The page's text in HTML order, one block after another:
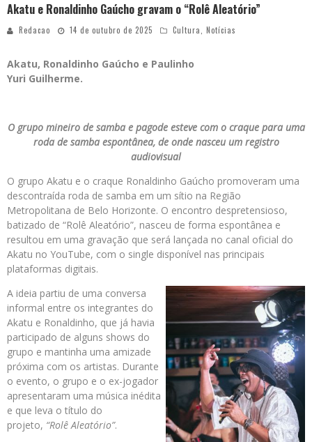
Akatu e Ronaldinho Gaúcho gravam o “Rolê Aleatório”
Redacao 14 de outubro de 2025 Cultura, Notícias
Akatu, Ronaldinho Gaúcho e Paulinho
Yuri Guilherme.
O grupo mineiro de samba e pagode esteve com o craque para uma
roda de samba espontânea, de onde nasceu um registro
audiovisual
O grupo Akatu e o craque Ronaldinho Gaúcho promoveram uma
descontraída roda de samba em um sítio na Região
Metropolitana de Belo Horizonte. O encontro despretensioso,
batizado de “Rolê Aleatório”, nasceu de forma espontânea e
resultou em uma gravação que será lançada no canal oficial do
Akatu no YouTube, com o single disponível nas principais
plataformas digitais.
A ideia partiu de uma conversa
informal entre os integrantes do
Akatu e Ronaldinho, que já havia
participado de alguns shows do
grupo e mantinha uma amizade
próxima com os artistas. Durante
o evento, o grupo e o ex-jogador
apresentaram uma música inédita
e que leva o título do
projeto, “Rolê Aleatório”.